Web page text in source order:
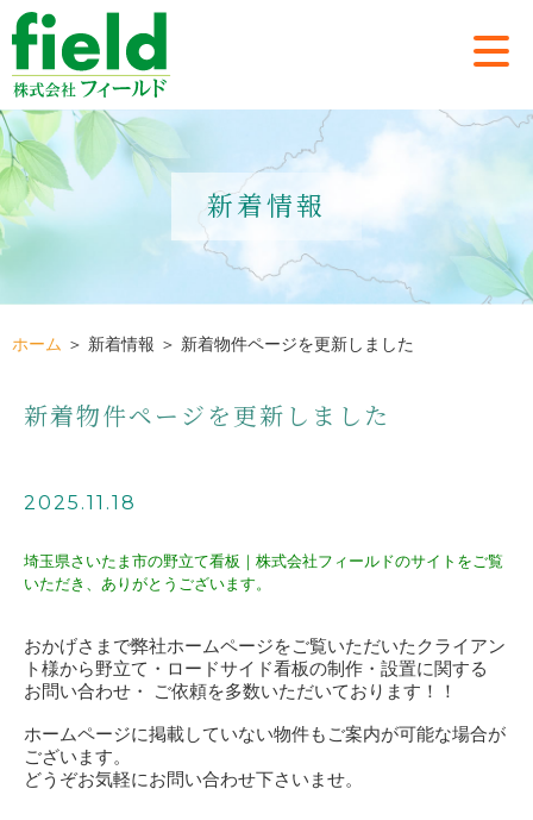
新着情報
ホーム ＞ 新着情報 ＞ 新着物件ページを更新しました
新着物件ページを更新しました
2025.11.18
埼玉県さいたま市の野立て看板｜株式会社フィールドのサイトをご覧
いただき、ありがとうございます。
おかげさまで弊社ホームページをご覧いただいたクライアン
ト様から野立て・ロードサイド看板の制作・設置に関する
お問い合わせ・ ご依頼を多数いただいております！！
ホームページに掲載していない物件もご案内が可能な場合が
ございます。
どうぞお気軽にお問い合わせ下さいませ。